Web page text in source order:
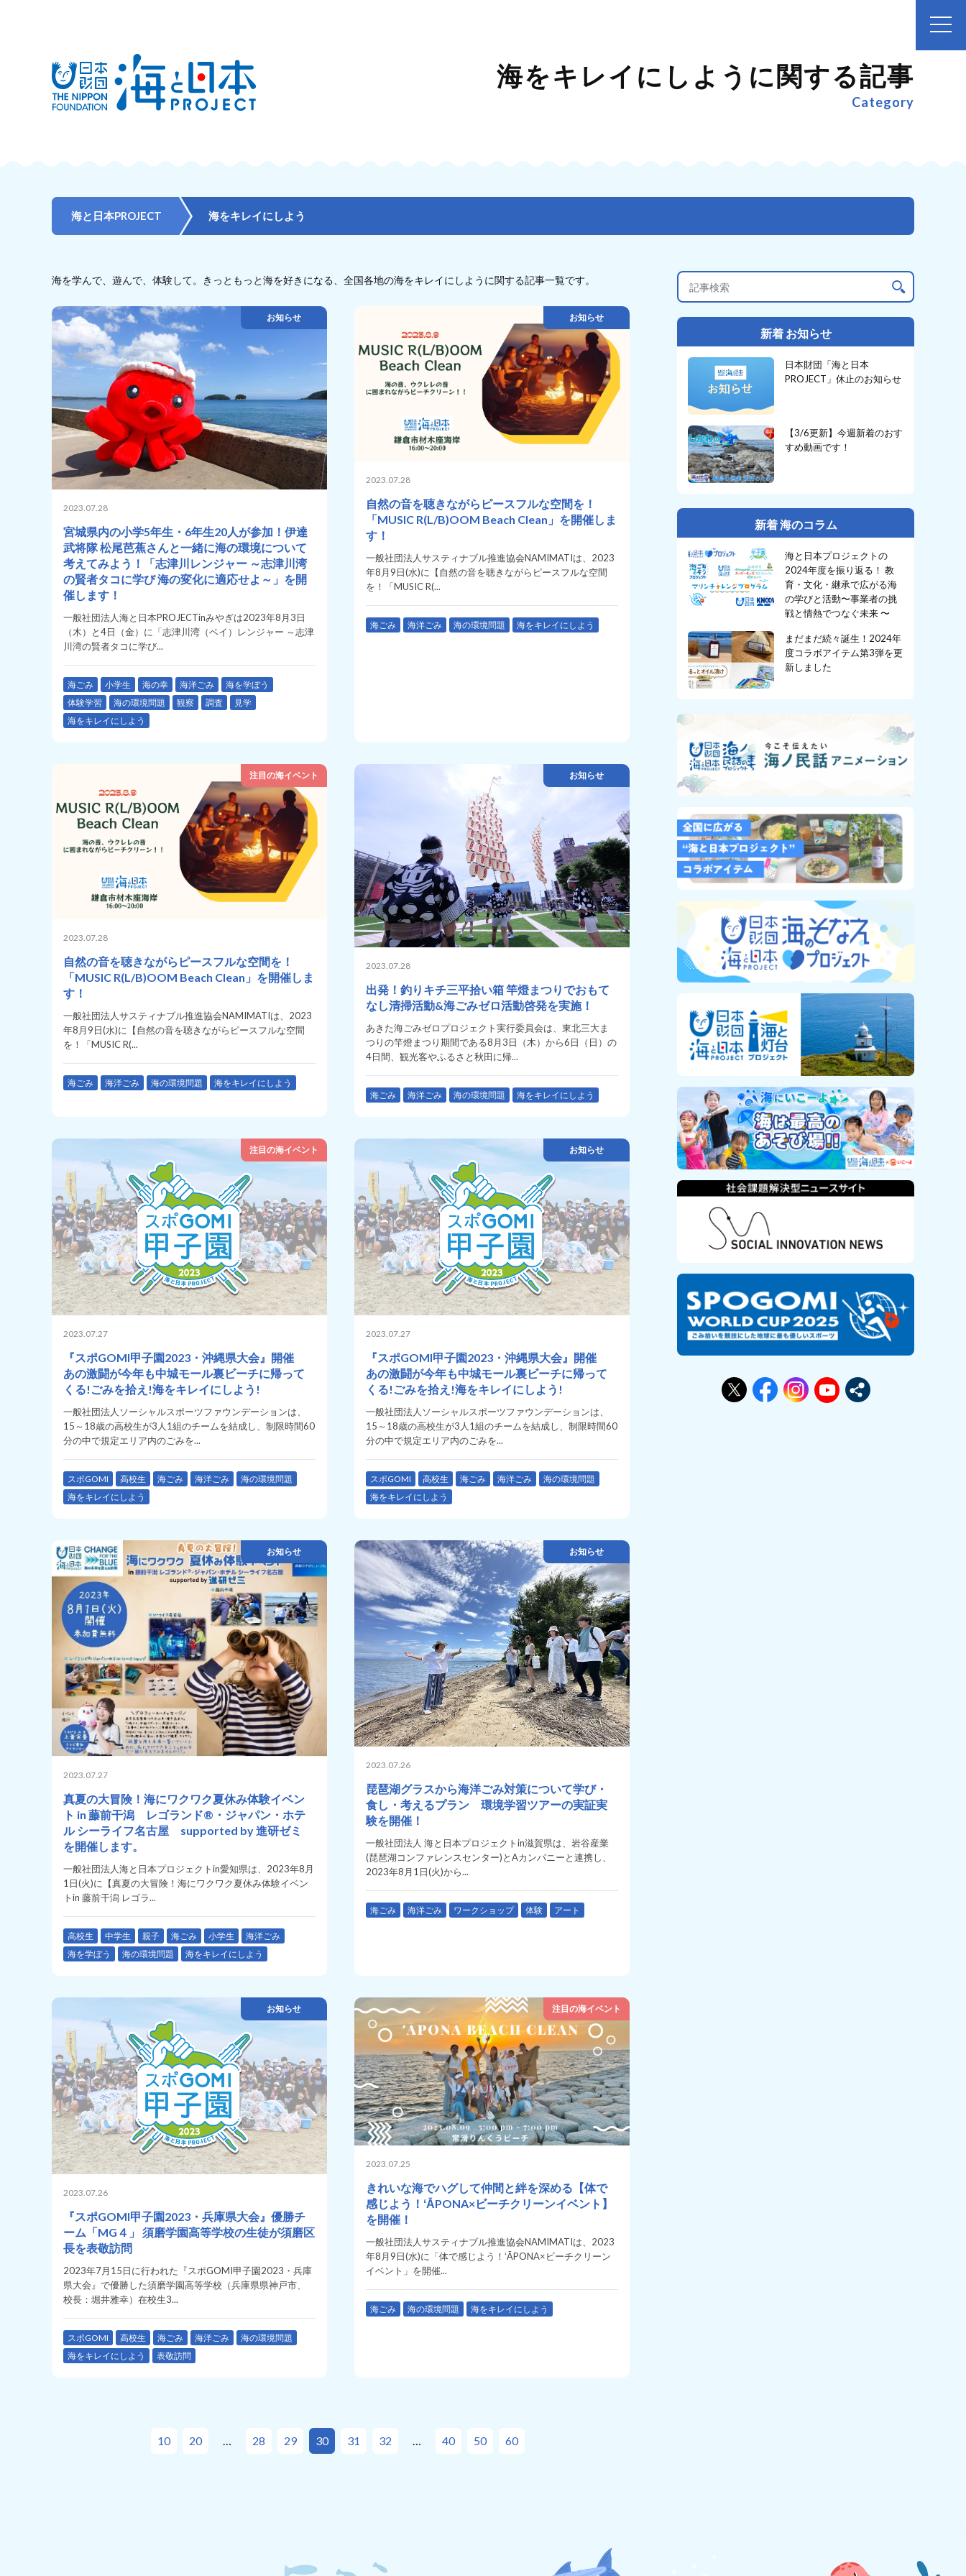
海をキレイにしように関する記事
Category
海と日本PROJECT 海をキレイにしよう
海を学んで、遊んで、体験して。きっともっと海を好きになる、全国各地の海をキレイにしように関する記事一覧です。
お知らせ
2023.07.28
宮城県内の小学5年生・6年生20人が参加！伊達
武将隊 松尾芭蕉さんと一緒に海の環境について
考えてみよう！「志津川レンジャー ～志津川湾
の賢者タコに学び 海の変化に適応せよ～」を開
催します！
一般社団法人海と日本PROJECTinみやぎは2023年8月3日
（木）と4日（金）に「志津川湾（ベイ）レンジャー ～志津
川湾の賢者タコに学び...
海ごみ 小学生 海の幸 海洋ごみ
海を学ぼう
体験学習
海の環境問題 観察 調査
見学
海をキレイにしよう
お知らせ
2023.07.28
自然の音を聴きながらピースフルな空間を！
「MUSIC R(L/B)OOM Beach Clean」を開催しま
す！
一般社団法人サスティナブル推進協会NAMIMATIは、2023
年8月9日(水)に【自然の音を聴きながらピースフルな空間
を！「MUSIC R(...
海ごみ 海洋ごみ 海の環境問題 海をキレイにしよう
注目の海イベント
2023.07.28
自然の音を聴きながらピースフルな空間を！
「MUSIC R(L/B)OOM Beach Clean」を開催しま
す！
一般社団法人サスティナブル推進協会NAMIMATIは、2023
年8月9日(水)に【自然の音を聴きながらピースフルな空間
を！「MUSIC R(...
海ごみ 海洋ごみ 海の環境問題 海をキレイにしよう
お知らせ
2023.07.28
出発！釣りキチ三平拾い箱 竿燈まつりでおもて
なし清掃活動&海ごみゼロ活動啓発を実施！
あきた海ごみゼロプロジェクト実行委員会は、東北三大ま
つりの竿燈まつり期間である8月3日（木）から6日（日）の
4日間、観光客やふるさと秋田に帰...
海ごみ 海洋ごみ 海の環境問題 海をキレイにしよう
注目の海イベント
2023.07.27
『スポGOMI甲子園2023・沖縄県大会』開催
あの激闘が今年も中城モール裏ビーチに帰って
くる!ごみを拾え!海をキレイにしよう!
一般社団法人ソーシャルスポーツファウンデーションは、
15～18歳の高校生が3人1組のチームを結成し、制限時間60
分の中で規定エリア内のごみを...
スポGOMI 高校生 海ごみ 海洋ごみ
海の環境問題
海をキレイにしよう
お知らせ
2023.07.27
『スポGOMI甲子園2023・沖縄県大会』開催
あの激闘が今年も中城モール裏ビーチに帰って
くる!ごみを拾え!海をキレイにしよう!
一般社団法人ソーシャルスポーツファウンデーションは、
15～18歳の高校生が3人1組のチームを結成し、制限時間60
分の中で規定エリア内のごみを...
スポGOMI 高校生 海ごみ 海洋ごみ
海の環境問題
海をキレイにしよう
お知らせ
2023.07.27
真夏の大冒険！海にワクワク夏休み体験イベン
ト in 藤前干潟 レゴランド®・ジャパン・ホテ
ル シーライフ名古屋 supported by 進研ゼミ
を開催します。
一般社団法人海と日本プロジェクトin愛知県は、2023年8月
1日(火)に【真夏の大冒険！海にワクワク夏休み体験イベン
トin 藤前干潟 レゴラ...
高校生 中学生 親子 海ごみ 小学生
海洋ごみ
海を学ぼう
海の環境問題 海をキレイにしよう
お知らせ
2023.07.26
琵琶湖グラスから海洋ごみ対策について学び・
食し・考えるプラン 環境学習ツアーの実証実
験を開催！
一般社団法人 海と日本プロジェクトin滋賀県は、岩谷産業
(琵琶湖コンファレンスセンター)とAカンパニーと連携し、
2023年8月1日(火)から...
海ごみ 海洋ごみ ワークショップ 体験 アート
お知らせ
2023.07.26
『スポGOMI甲子園2023・兵庫県大会』優勝チ
ーム「MG４」 須磨学園高等学校の生徒が須磨区
長を表敬訪問
2023年7月15日に行われた『スポGOMI甲子園2023・兵庫
県大会』で優勝した須磨学園高等学校（兵庫県県神戸市、
校長：堀井雅幸）在校生3...
スポGOMI 高校生 海ごみ 海洋ごみ
海の環境問題
海をキレイにしよう
表敬訪問
注目の海イベント
2023.07.25
きれいな海でハグして仲間と絆を深める【体で
感じよう！ʻĀPONA×ビーチクリーンイベント】
を開催！
一般社団法人サスティナブル推進協会NAMIMATIは、2023
年8月9日(水)に「体で感じよう！ʻĀPONA×ビーチクリーン
イベント」を開催...
海ごみ 海の環境問題 海をキレイにしよう
10 20 28 29 30 31 32 40 50 60
新着 お知らせ
日本財団「海と日本
PROJECT」休止のお知らせ
【3/6更新】今週新着のおす
すめ動画です！
新着 海のコラム
海と日本プロジェクトの
2024年度を振り返る！ 教
育・文化・継承で広がる海
の学びと活動〜事業者の挑
戦と情熱でつなぐ未来 〜
まだまだ続々誕生！2024年
度コラボアイテム第3弾を更
新しました